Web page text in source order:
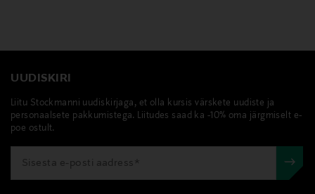
UUDISKIRI
Liitu Stockmanni uudiskirjaga, et olla kursis värskete uudiste ja
personaalsete pakkumistega. Liitudes saad ka -10% oma järgmiselt e-
poe ostult.